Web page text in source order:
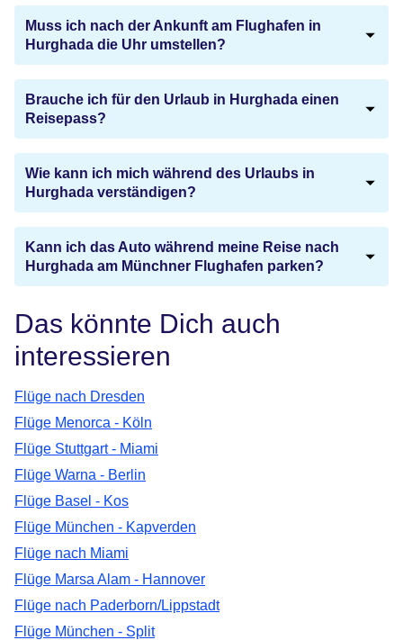
Muss ich nach der Ankunft am Flughafen in
Hurghada die Uhr umstellen?
Brauche ich für den Urlaub in Hurghada einen
Reisepass?
Wie kann ich mich während des Urlaubs in
Hurghada verständigen?
Kann ich das Auto während meine Reise nach
Hurghada am Münchner Flughafen parken?
Das könnte Dich auch
interessieren
Flüge nach Dresden
Flüge Menorca - Köln
Flüge Stuttgart - Miami
Flüge Warna - Berlin
Flüge Basel - Kos
Flüge München - Kapverden
Flüge nach Miami
Flüge Marsa Alam - Hannover
Flüge nach Paderborn/Lippstadt
Flüge München - Split